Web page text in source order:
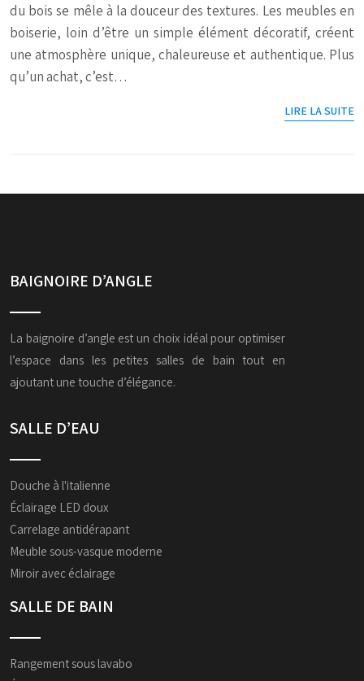
du bois se mêle à la douceur des textures. Les meubles en
boiserie, loin d’être un simple élément décoratif, créent
une atmosphère unique, chaleureuse et authentique. Plus
qu’un achat, c’est…
LIRE LA SUITE
BAIGNOIRE D’ANGLE
La baignoire d’angle est un choix idéal pour optimiser
l’espace dans les petites salles de bain tout en
ajoutant une touche d’élégance.
SALLE D’EAU
Douche à l'italienne
Éclairage LED doux
Carrelage antidérapant
Meuble sous-vasque moderne
Miroir avec éclairage
SALLE DE BAIN
Rangement sous lavabo